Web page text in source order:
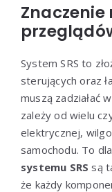
System SRS to
sterujących oraz
muszą zadziałać
zależy od wielu
elektrycznej,
samochodu. To
systemu SRS są
że każdy